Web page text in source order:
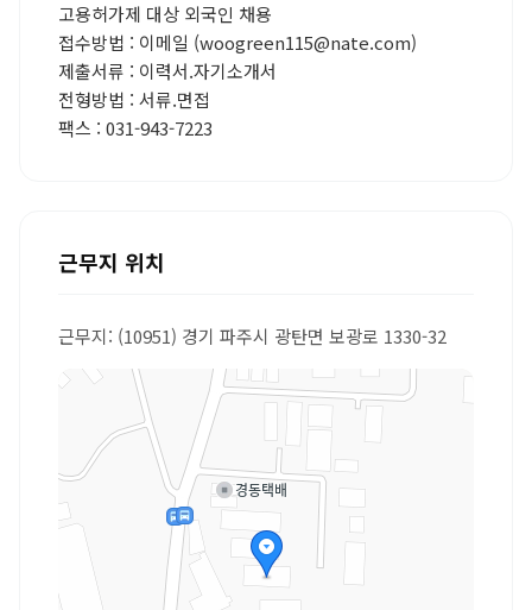
고용허가제 대상 외국인 채용
접수방법 : 이메일 (woogreen115@nate.com)
제출서류 : 이력서.자기소개서
전형방법 : 서류.면접
팩스 : 031-943-7223
근무지 위치
근무지: (10951) 경기 파주시 광탄면 보광로 1330-32